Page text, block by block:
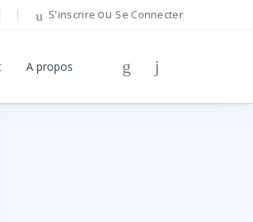
S'inscrire ou Se Connecter
A proposBonjour!